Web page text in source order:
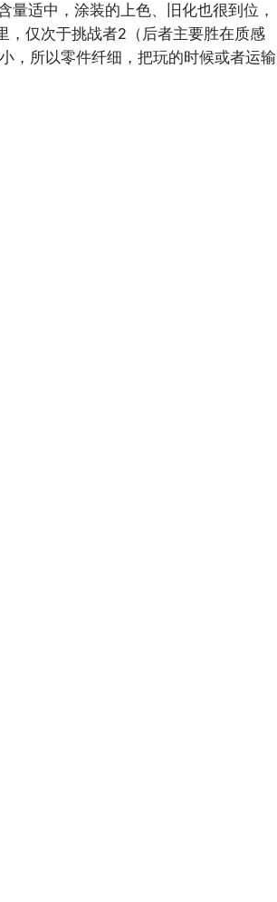
适中，涂装的上色、旧化也很到位，
，仅次于挑战者2（后者主要胜在质感
，所以零件纤细，把玩的时候或者运输